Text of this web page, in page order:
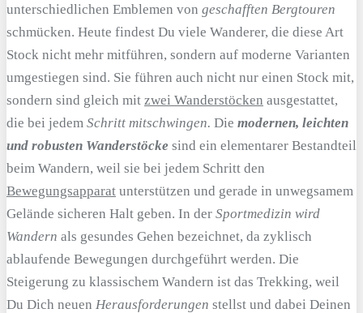
unterschiedlichen Emblemen von geschafften Bergtouren
schmücken. Heute findest Du viele Wanderer, die diese Art
Stock nicht mehr mitführen, sondern auf moderne Varianten
umgestiegen sind. Sie führen auch nicht nur einen Stock mit,
sondern sind gleich mit zwei Wanderstöcken ausgestattet,
die bei jedem Schritt mitschwingen. Die modernen, leichten
und robusten Wanderstöcke sind ein elementarer Bestandteil
beim Wandern, weil sie bei jedem Schritt den
Bewegungsapparat unterstützen und gerade in unwegsamem
Gelände sicheren Halt geben. In der Sportmedizin wird
Wandern als gesundes Gehen bezeichnet, da zyklisch
ablaufende Bewegungen durchgeführt werden. Die
Steigerung zu klassischem Wandern ist das Trekking, weil
Du Dich neuen Herausforderungen stellst und dabei Deinen